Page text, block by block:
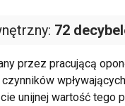
72
przez pracującą
unijnej wartość tego